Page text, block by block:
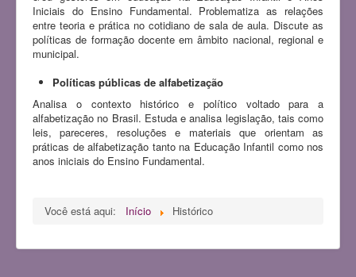
Iniciais do Ensino Fundamental. Problematiza as relações
entre teoria e prática no cotidiano de sala de aula. Discute as
políticas de formação docente em âmbito nacional, regional e
municipal.
Políticas públicas de alfabetização
Analisa o contexto histórico e político voltado para a
alfabetização no Brasil. Estuda e analisa legislação, tais como
leis, pareceres, resoluções e materiais que orientam as
práticas de alfabetização tanto na Educação Infantil como nos
anos iniciais do Ensino Fundamental.
Você está aqui: Início Histórico